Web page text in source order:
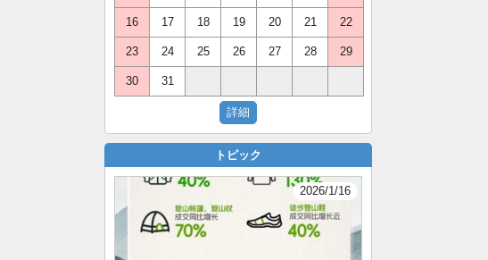
16 17 18 19 20 21 22
23 24 25 26 27 28 29
30 31
トピック
2026/1/16